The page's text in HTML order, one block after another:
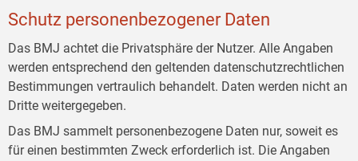
Schutz personenbezogener Daten
Das BMJ achtet die Privatsphäre der Nutzer. Alle Angaben
werden entsprechend den geltenden datenschutzrechtlichen
Bestimmungen vertraulich behandelt. Daten werden nicht an
Dritte weitergegeben.
Das BMJ sammelt personenbezogene Daten nur, soweit es
für einen bestimmten Zweck erforderlich ist. Die Angaben